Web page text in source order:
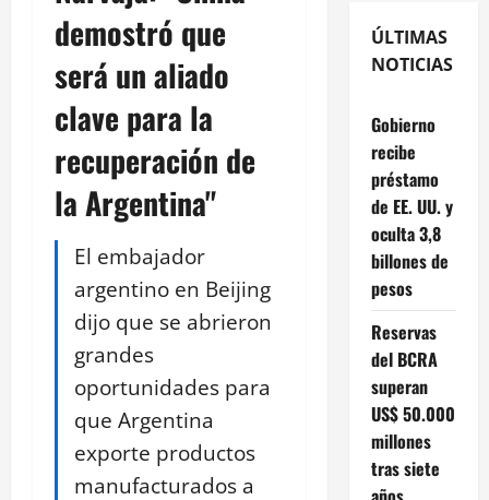
demostró que
será un aliado
clave para la
recuperación de
la Argentina"
El embajador
argentino en Beijing
dijo que se abrieron
grandes
oportunidades para
que Argentina
exporte productos
manufacturados a
ÚLTIMAS
NOTICIAS
Gobierno
recibe
préstamo
de EE. UU. y
oculta 3,8
billones de
pesos
Reservas
del BCRA
superan
US$ 50.000
millones
tras siete